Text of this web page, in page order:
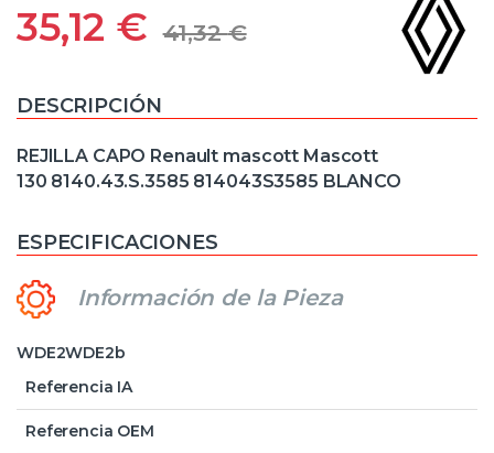
35,12 € 41,32€
DESCRIPCIÓN
REJILLA CAPO Renault mascott Mascott
130 8140.43.S.3585 814043S3585 BLANCO
ESPECIFICACIONES
Información de la Pieza
WDE2WDE2b
Referencia IA
Referencia OEM